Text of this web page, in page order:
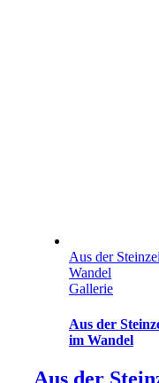
Aus der
Wandel
Gallerie
Aus der
im Wandel
Aus der